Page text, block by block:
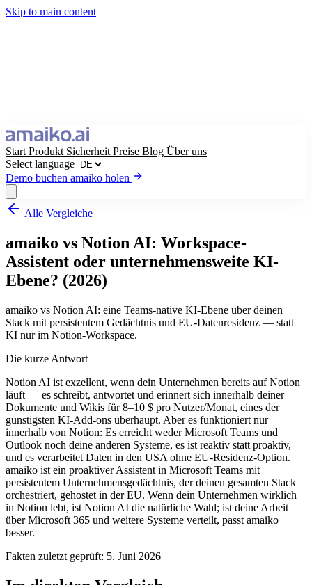
Skip to main content
Start Produkt Sicherheit Preise Blog Über uns
Select language
Demo buchen amaiko holen
amaiko holen Demo buchen
Select language
Alle Vergleiche
amaiko vs Notion AI: Workspace-
Assistent oder unternehmensweite KI-
Ebene? (2026)
amaiko vs Notion AI: eine Teams-native KI-Ebene über deinen
Stack mit persistentem Gedächtnis und EU-Datenresidenz — statt
KI nur im Notion-Workspace.
Die kurze Antwort
Notion AI ist exzellent, wenn dein Unternehmen bereits auf Notion
läuft — es schreibt, antwortet und erinnert sich innerhalb deiner
Dokumente und Wikis für 8–10 $ pro Nutzer/Monat, eines der
günstigsten KI-Add-ons überhaupt. Aber es funktioniert nur
innerhalb von Notion: Es erreicht weder Microsoft Teams und
Outlook noch deine anderen Systeme, es ist reaktiv statt proaktiv,
und es verarbeitet Daten in den USA ohne EU-Residenz-Option.
amaiko ist ein proaktiver Assistent in Microsoft Teams mit
persistentem Unternehmensgedächtnis, der deinen gesamten Stack
orchestriert, gehostet in der EU. Wenn dein Unternehmen wirklich
in Notion lebt, ist Notion AI die natürliche Wahl; ist deine Arbeit
über Microsoft 365 und weitere Systeme verteilt, passt amaiko
besser.
Fakten zuletzt geprüft: 5. Juni 2026